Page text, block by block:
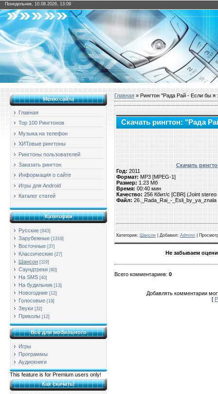
Понедельник, 10.08.2026, 13:09
Меню сайта
Главная
Top 100 Рингтонов
Музыка на телефон
ХИТовые рингтоны
Рингтоны пользователей
Заказать рингтон
Информация о сайте
Игры для Android
Каталог статей
Категории
Русские [843]
Зарубежные [1319]
Восточные [37]
Классические [27]
Шансон [119]
Саундтреки [80]
На SMS [40]
На будильник [13]
Новогодние [12]
Голосовые [19]
Звуки [32]
Приколы [12]
Всё для мобильного
Игры
Программы
Аудиокниги
This feature is for Premium users only!
Как скачать!
Главная » Рингтон "Рада Рай - Если бы я
Скачать рингтон: "Рада
Скачать
Год: 2011
Формат: MP3 [MPEG-1]
Размер: 1.23 Мб
Время: 00:40 мин
Качество: 256 Кбит/с [CBR] (Joint
Файл: 26._Rada_Rai_-_Esli_by_ya_znala
Категория: Шансон | Добавил: Adminn
Не забываем
Всего комментариев: 0
Добавлять комментарии
[